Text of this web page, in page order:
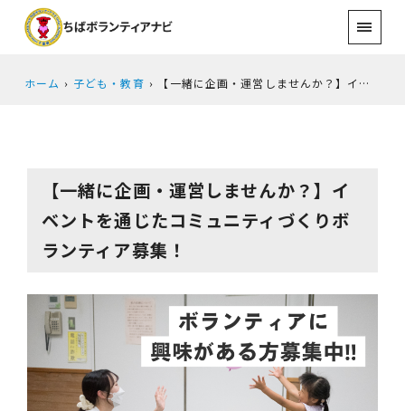
ホーム 子ども・教育 【一緒に企画・運営しませんか？】イベントを通じたコミュニティづくりボランティア募集！
【一緒に企画・運営しませんか？】イ
ベントを通じたコミュニティづくりボ
ランティア募集！